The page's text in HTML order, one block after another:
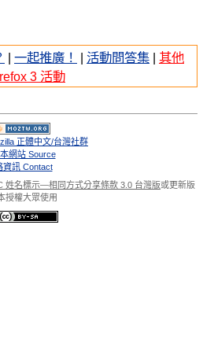
| 一起推廣！ | 活動問答集 | 其他
3 活動
正體中文/台灣社群
網站 Source
資訊 Contact
姓名標示—相同方式分享條款 3.0 台灣版或更新版
授權大眾使用